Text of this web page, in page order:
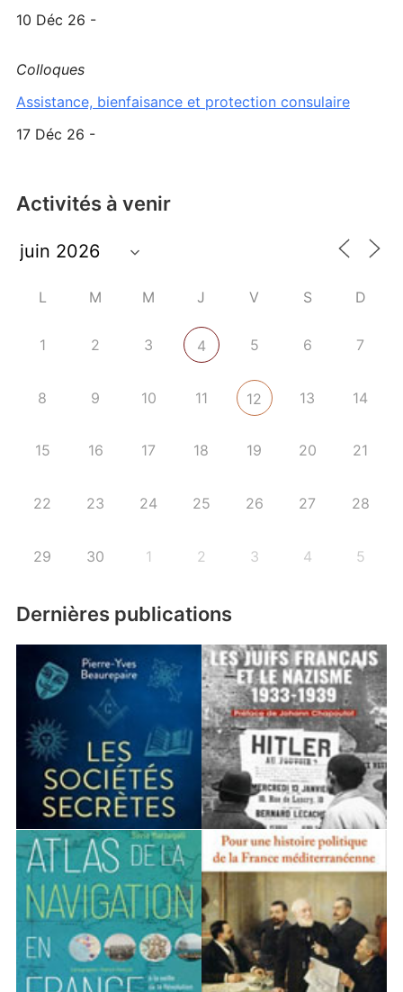
10 Déc 26 -
Colloques
Assistance, bienfaisance et protection consulaire
17 Déc 26 -
Activités à venir
L M M J V S D
1 2 3 4 5 6 7
8 9 10 11 12 13 14
15 16 17 18 19 20 21
22 23 24 25 26 27 28
29 30 1 2 3 4 5
Dernières publications